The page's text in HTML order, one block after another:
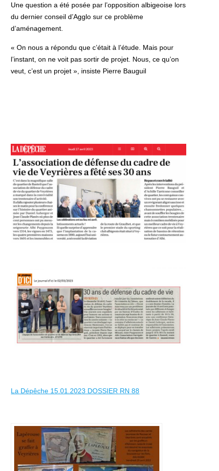
Une question a été posée par l’opposition albigeoise lors
du dernier conseil d’Agglo sur ce problème
d’aménagement.
« On nous a répondu que c’était à l’étude. Mais pour
l’instant, on ne voit pas sortir de projet. Nous, ce qu’on
veut, c’est un projet », insiste Pierre Bauguil
La Dépêche 15.01.2023 DOSSIER RN 88